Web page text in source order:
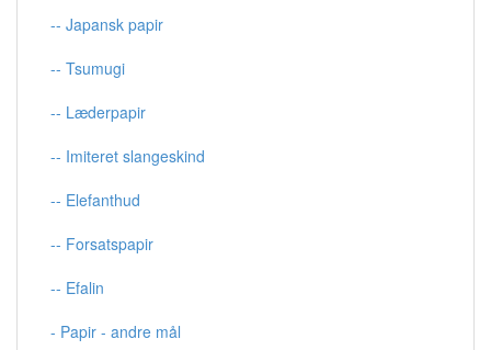
-- Japansk papir
-- Tsumugi
-- Læderpapir
-- Imiteret slangeskind
-- Elefanthud
-- Forsatspapir
-- Efalin
- Papir - andre mål